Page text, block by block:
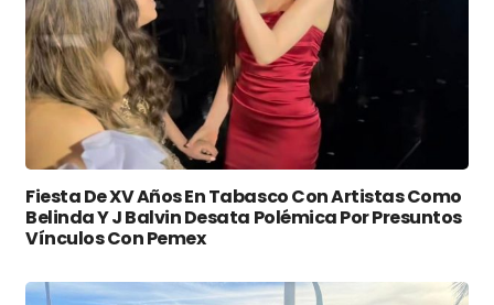
Fiesta De XV Años En Tabasco Con Artistas Como
Belinda Y J Balvin Desata Polémica Por Presuntos
Vínculos Con Pemex